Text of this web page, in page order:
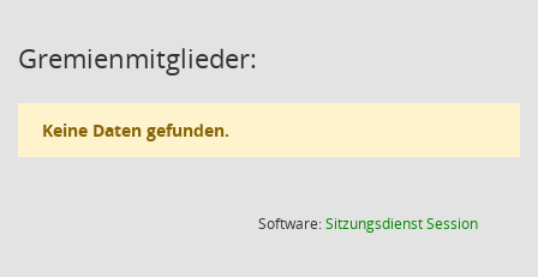
Gremienmitglieder:
Keine Daten gefunden.
Software:SitzungsdienstSession(Wird in